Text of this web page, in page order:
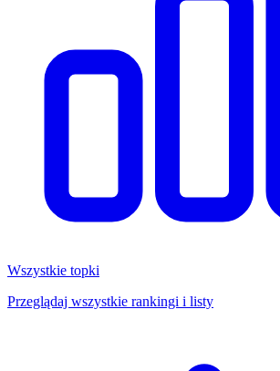
Wszystkie topki
Przeglądaj wszystkie rankingi i listy